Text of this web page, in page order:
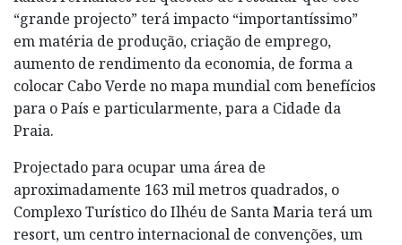
“grande projecto” terá impacto “importantíssimo”
em matéria de produção, criação de emprego,
aumento de rendimento da economia, de forma a
colocar Cabo Verde no mapa mundial com benefícios
para o País e particularmente, para a Cidade da
Praia.
Projectado para ocupar uma área de
aproximadamente 163 mil metros quadrados, o
Complexo Turístico do Ilhéu de Santa Maria terá um
resort, um centro internacional de convenções, um